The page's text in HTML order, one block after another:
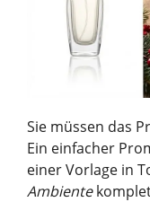
Sie müssen das
Ein einfacher
einer Vorlage in
Ambiente